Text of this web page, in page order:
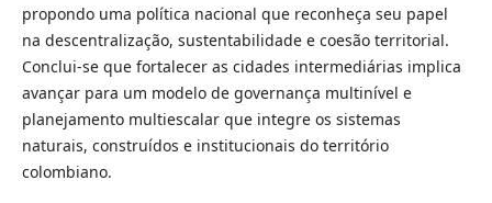
propondo uma política nacional que reconheça seu papel
na descentralização, sustentabilidade e coesão territorial.
Conclui-se que fortalecer as cidades intermediárias implica
avançar para um modelo de governança multinível e
planejamento multiescalar que integre os sistemas
naturais, construídos e institucionais do território
colombiano.